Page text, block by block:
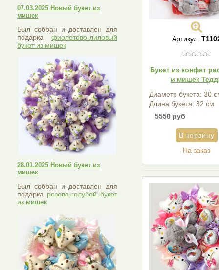
07.03.2025 Новый букет из
мишек
Был собран и доставлен для
подарка фиолетово-лиловый
букет из мишек
28.01.2025 Новый букет из
мишек
Был собран и доставлен для
подарка розово-голубой букет
из мишек
Артикул:
Букет из конфет
и мишек
Диаметр букета: 30
Длина букета: 32 см
5550 руб
На заказ